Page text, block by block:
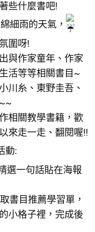
些什麼書吧!
細雨的天氣，
圍呀!
與作家童年、作家
活等等相關書目~
川糸、東野圭吾、
相關教學書籍，歡
來走一走、翻閱喔!!
動:
選一句話貼在海報
書目推薦學習單，
小格子裡，完成後